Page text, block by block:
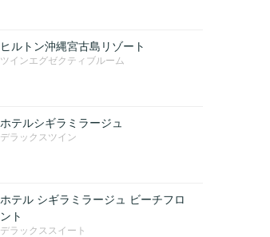
ヒルトン沖縄宮古島リゾート
ツインエグゼクティブルーム
ホテルシギラミラージュ
デラックスツイン
ホテル シギラミラージュ ビーチフロ
ント
デラックススイート